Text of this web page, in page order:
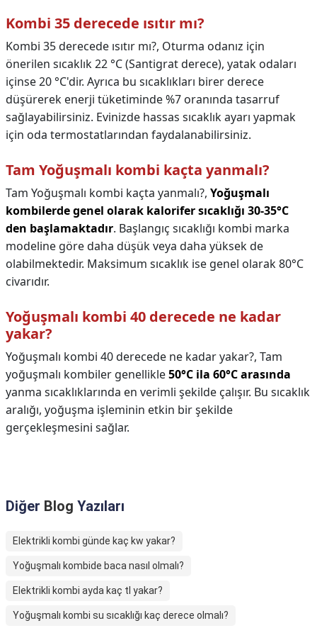
Kombi 35 derecede ısıtır mı?
Kombi 35 derecede ısıtır mı?, Oturma odanız için
önerilen sıcaklık 22 °C (Santigrat derece), yatak odaları
içinse 20 °C'dir. Ayrıca bu sıcaklıkları birer derece
düşürerek enerji tüketiminde %7 oranında tasarruf
sağlayabilirsiniz. Evinizde hassas sıcaklık ayarı yapmak
için oda termostatlarından faydalanabilirsiniz.
Tam Yoğuşmalı kombi kaçta yanmalı?
Tam Yoğuşmalı kombi kaçta yanmalı?, Yoğuşmalı
kombilerde genel olarak kalorifer sıcaklığı 30-35°C
den başlamaktadır. Başlangıç sıcaklığı kombi marka
modeline göre daha düşük veya daha yüksek de
olabilmektedir. Maksimum sıcaklık ise genel olarak 80°C
civarıdır.
Yoğuşmalı kombi 40 derecede ne kadar
yakar?
Yoğuşmalı kombi 40 derecede ne kadar yakar?, Tam
yoğuşmalı kombiler genellikle50°C ila 60°C arasında
yanma sıcaklıklarında en verimli şekilde çalışır. Bu sıcaklık
aralığı, yoğuşma işleminin etkin bir şekilde
gerçekleşmesini sağlar.
Diğer Blog Yazıları
Elektrikli kombi günde kaç kw yakar?
Yoğuşmalı kombide baca nasıl olmalı?
Elektrikli kombi ayda kaç tl yakar?
Yoğuşmalı kombi su sıcaklığı kaç derece olmalı?